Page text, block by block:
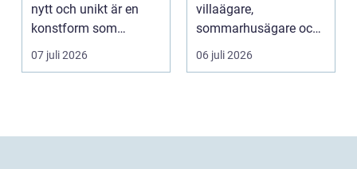
nytt och unikt är en
konstform som
kombinerar
traditionel...
07 juli 2026
villaägare,
sommarhusägare och
bosta...
06 juli 2026